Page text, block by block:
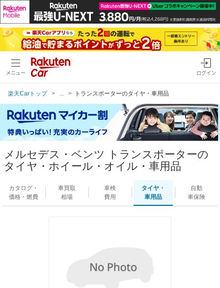
メニュー ログイン
楽天Carトップ トランスポーターのタイヤ・車用品
メルセデス・ベンツ トランスポーターの
タイヤ・ホイール・オイル・車用品
カタログ・
価格・燃費
車買取
相場
車検
費用
タイヤ・
車用品
自動
車保険